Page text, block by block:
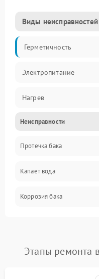
Виды неисправностей
Герметичность
Электропитание
Нагрев
Датчики
Механика
Неисправности
Протечка бака
Капает вода
Коррозия бака
Этапы ремонта